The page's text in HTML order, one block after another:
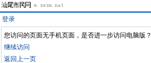
登录
您访问的页面无手机页面，是否进一步访问电脑版？
继续访问
返回上一页